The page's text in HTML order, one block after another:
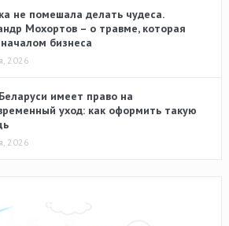
не помешала делать чудеса.
Мохортов – о травме, которая
бизнеса
2026
имеет право на
уход: как оформить такую
2026